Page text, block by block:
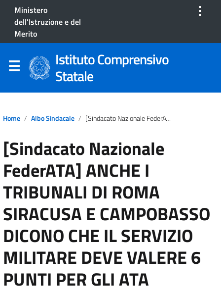
Ministero
dell'Istruzione e del
Merito
⋮
Istituto Comprensivo
Statale
Home Albo Sindacale [Sindacato Nazionale FederATA] ANCHE I TRIBUNALI DI ROMA SIRACUSA E CAMPOBASSO DICONO CHE IL SERVIZIO MILITARE DEVE VALERE 6 PUNTI PER GLI ATA
[Sindacato Nazionale
FederATA] ANCHE I
TRIBUNALI DI ROMA
SIRACUSA E CAMPOBASSO
DICONO CHE IL SERVIZIO
MILITARE DEVE VALERE 6
PUNTI PER GLI ATA